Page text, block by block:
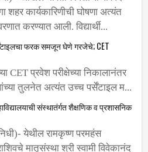
अखिल भारतीय विद्यार्थी परिषद
शहर कार्यकारिणीची घोषणा अत्यंत
फरक समजून घेणे गरजेचे; CET
CET प्रवेश परीक्षेच्या निकालानंतर
गुणांच्या तुलनेत अत्यंत उच्च पर्सेंटाइल म...
संस्थातंर्गत शैक्षणिक व प्रशासनिक
येथील रामकृष्ण परमहंस